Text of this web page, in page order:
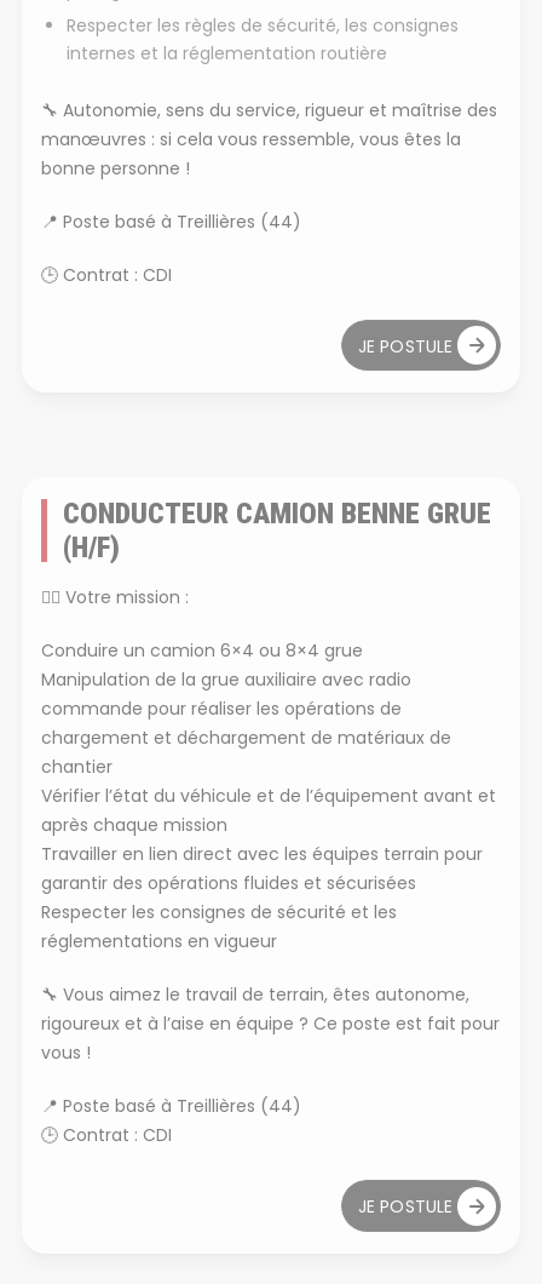
Respecter les règles de sécurité, les consignes
internes et la réglementation routière
🔧 Autonomie, sens du service, rigueur et maîtrise des
manœuvres : si cela vous ressemble, vous êtes la
bonne personne !
📍 Poste basé à Treillières (44)
🕒Contrat : CDI
JE POSTULE
CONDUCTEUR CAMION BENNE GRUE
(H/F)
👷‍♂️ Votre mission :
Conduire un camion 6×4 ou 8×4 grue
Manipulation de la grue auxiliaire avec radio
commande pour réaliser les opérations de
chargement et déchargement de matériaux de
chantier
Vérifier l’état du véhicule et de l’équipement avant et
après chaque mission
Travailler en lien direct avec les équipes terrain pour
garantir des opérations fluides et sécurisées
Respecter les consignes de sécurité et les
réglementations en vigueur
🔧 Vous aimez le travail de terrain, êtes autonome,
rigoureux et à l’aise en équipe ? Ce poste est fait pour
vous !
📍 Poste basé à Treillières (44)
🕒Contrat : CDI
JE POSTULE